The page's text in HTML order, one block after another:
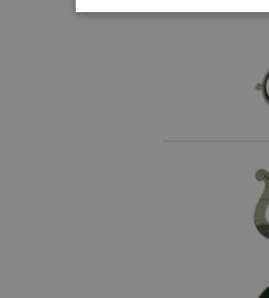
Strikt
Strikt
Zonder strikt